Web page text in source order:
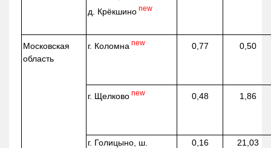
д. Крёкшино new
Московская
область
г. Коломна new 0,77 0,50
г. Щелково new 0,48 1,86
г. Голицыно, ш.
0,16 21,03